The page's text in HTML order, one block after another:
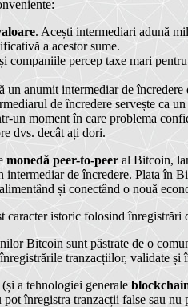
. Acești intermediari adună
a acestor sume.
companiile percep taxe mari
un anumit intermediar de
de încredere servește ca
un moment în care problema
dvs. decât ați dori.
monedă peer-to-peer al Bitcoin,
intermediar de încredere. Plata în
și conectând o nouă
caracter istoric folosind
Bitcoin sunt păstrate de o
tranzacțiilor, validate și
a tehnologiei generale
înregistra tranzacții false sau